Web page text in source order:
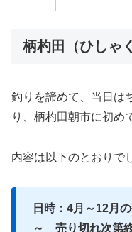
柄杓田（ひしゃ
釣りを諦めて、当日は
り、柄杓田朝市に初め
内容は以下のとおりで
日時：4月～12月
～ 売り切れ次第